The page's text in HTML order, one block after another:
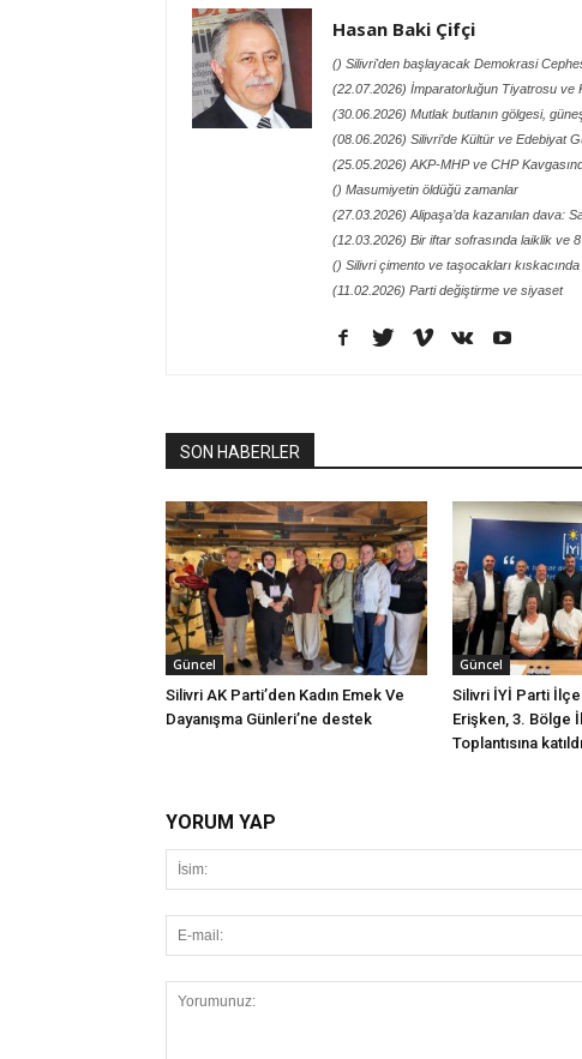
Hasan Baki Çifçi
() Silivri'den başlayacak Demokrasi
(22.07.2026) İmparatorluğun Tiyatrosu ve
(30.06.2026) Mutlak butlanın gölgesi,
(08.06.2026) Silivri’de Kültür ve Edebiyat
(25.05.2026) AKP-MHP ve CHP
() Masumiyetin öldüğü zamanlar
(27.03.2026) Alipaşa’da kazanılan dava:
(12.03.2026) Bir iftar sofrasında laiklik ve
() Silivri çimento ve taşocakları kıskacında
(11.02.2026) Parti değiştirme ve siyaset
SON HABERLER
Güncel
Silivri AK Parti’den Kadın Emek Ve
Dayanışma Günleri’ne destek
Güncel
Silivri İYİ Parti İlçe
Erişken, 3. Bölge
Toplantısına katıldı
YORUM YAP